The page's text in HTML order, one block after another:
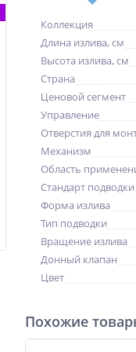
Душевой уголок
UNO-195-AH-1-110/100-
34 290руб.
38 100 руб.
Коллекция
Длина излива, см
Высота излива, см
Страна
Ценовой сегмент
Управление
Отверстия для
Механизм
Область
Стандарт подводки
Форма излива
Тип подводки
Вращение излива
Донный клапан
Цвет
Похожие